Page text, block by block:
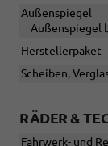
Außenspiegel
Außenspiegel
Herstellerpaket
Scheiben,
RÄDER &
Fahrwerk- und